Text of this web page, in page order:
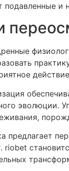
и
эволюции.
предлагает